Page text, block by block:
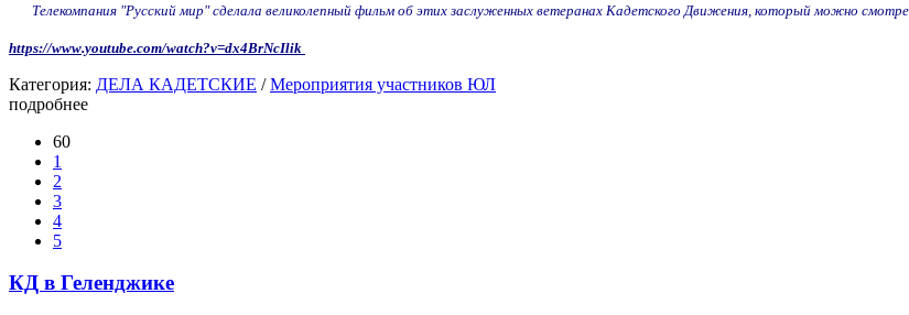
Телекомпания "Русский мир" сделала великолепный фильм об этих заслуженных ветеранах Кадетского Движения, который можно
https://www.youtube.com/watch?v=dx4BrNcIlik
Категория: ДЕЛА КАДЕТСКИЕ /Мероприятия участников ЮЛ
подробнее
60
1
2
3
4
5
КД в Геленджике